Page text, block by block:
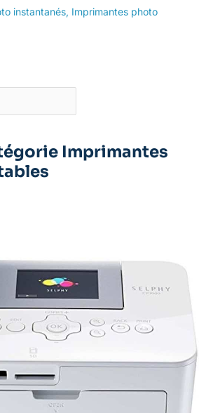
instantanés, Imprimantes photo
Imprimantes